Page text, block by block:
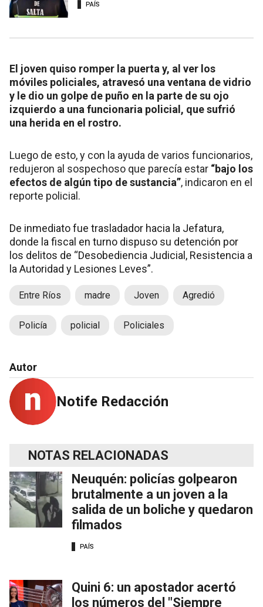
PAÍS
El joven quiso romper la puerta y, al ver los
móviles policiales, atravesó una ventana de vidrio
y le dio un golpe de puño en la parte de su ojo
izquierdo a una funcionaria policial, que sufrió
una herida en el rostro.
Luego de esto, y con la ayuda de varios funcionarios,
redujeron al sospechoso que parecía estar “bajo los
efectos de algún tipo de sustancia”, indicaron en el
reporte policial.
De inmediato fue trasladador hacia la Jefatura,
donde la fiscal en turno dispuso su detención por
los delitos de “Desobediencia Judicial, Resistencia a
la Autoridad y Lesiones Leves”.
Entre Ríos madre Joven Agredió
Policía policial Policiales
Autor
Notife Redacción
NOTAS RELACIONADAS
Neuquén: policías golpearon
brutalmente a un joven a la
salida de un boliche y quedaron
filmados
PAÍS
Quini 6: un apostador acertó
los números del "Siempre